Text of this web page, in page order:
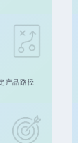
产品路径